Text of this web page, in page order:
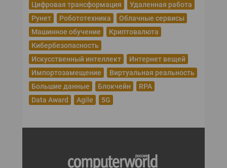
Цифровая трансформация
Удаленная работа
Рунет
Робототехника
Облачные сервисы
Машинное обучение
Криптовалюта
Кибербезопасность
Искусственный интеллект
Интернет вещей
Импортозамещение
Виртуальная реальность
Большие данные
Блокчейн
RPA
Data Award
Agile 5G